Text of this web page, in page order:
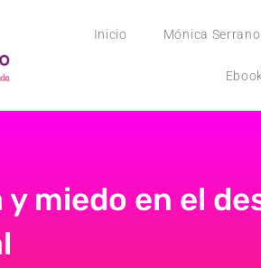
Inicio Mónica Serrano
y miedo en el